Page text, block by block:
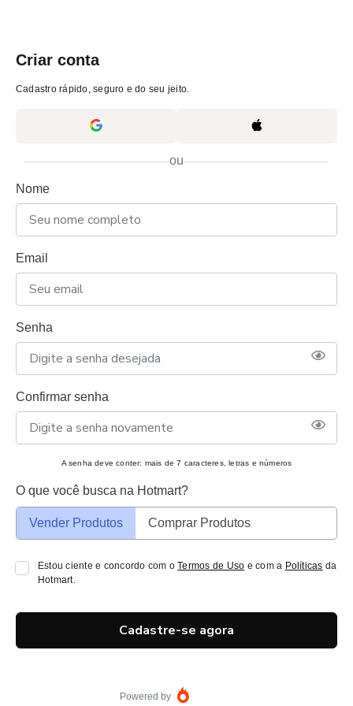
Criar conta
Cadastro rápido, seguro e do seu jeito.
ou
Nome
Email
Senha
Confirmar senha
A senha deve conter: mais de 7 caracteres, letras e números
O que você busca na Hotmart?
Vender Produtos Comprar Produtos
Estou ciente e concordo com oTermos de Uso e com a Políticas da
Hotmart.
Cadastre-se agora
Powered by